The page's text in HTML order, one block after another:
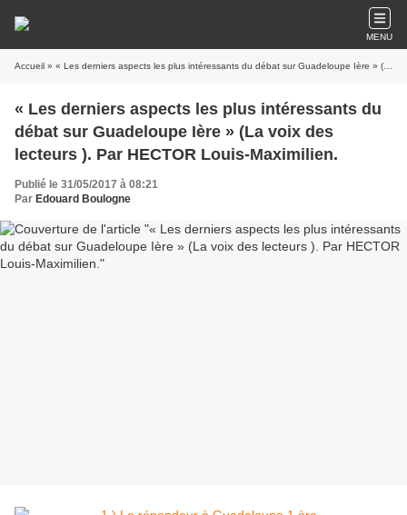
MENU
Accueil » « Les derniers aspects les plus intéressants du débat sur Guadeloupe Ière » (La voix des lecteurs ). Par HECTOR Louis-Maximilien.
« Les derniers aspects les plus intéressants du
débat sur Guadeloupe Ière » (La voix des
lecteurs ). Par HECTOR Louis-Maximilien.
Publié le 31/05/2017 à 08:21
Par Edouard Boulogne